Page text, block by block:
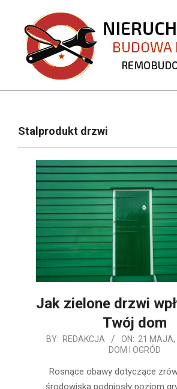
content
NavigationStalprodukt drzwi
Jak zielone drzwi
Twój dom
2020-
BY: REDAKCJA ON: 21 MAJA,
DOM I OGRÓD
Rosnące obawy dotyczące
środowiska podniosły poziom